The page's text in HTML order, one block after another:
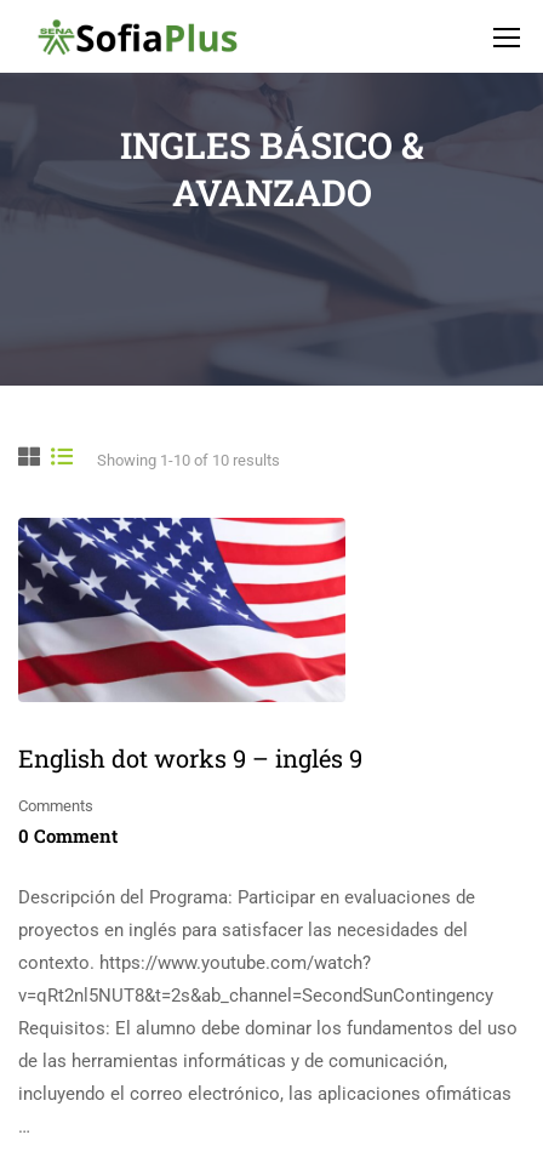
INGLES BÁSICO &
AVANZADO
Showing 1-10 of 10 results
English dot works 9 – inglés 9
Comments
0 Comment
Descripción del Programa: Participar en evaluaciones de
proyectos en inglés para satisfacer las necesidades del
contexto. https://www.youtube.com/watch?
v=qRt2nl5NUT8&t=2s&ab_channel=SecondSunContingency
Requisitos: El alumno debe dominar los fundamentos del uso
de las herramientas informáticas y de comunicación,
incluyendo el correo electrónico, las aplicaciones ofimáticas
…